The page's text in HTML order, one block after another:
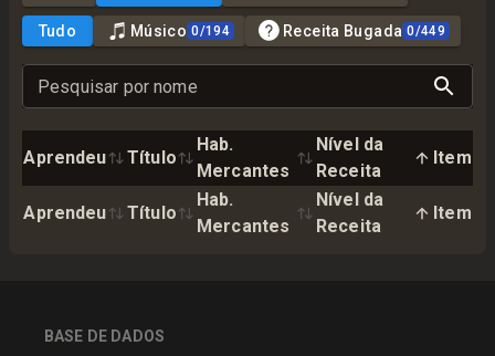
Tudo Músico 0/194 Receita Bugada 0/449
Pesquisar por nome
Aprendeu Título
Hab.
Mercantes
Nível da
Receita
Item
Aprendeu Título
Hab.
Mercantes
Nível da
Receita
Item
BASE DE DADOS